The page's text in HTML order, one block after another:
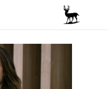
تخطي للذهاب إلى المحتوى